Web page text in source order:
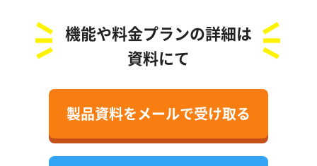
機能や料金プランの詳細は
資料にて
製品資料をメールで受け取る